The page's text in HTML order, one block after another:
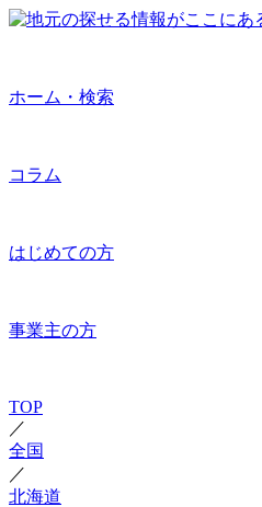
ホーム・検索
コラム
はじめての方
事業主の方
TOP
／
全国
／
北海道